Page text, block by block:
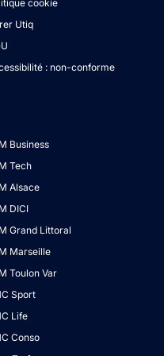
cookie
Utiq
: non-conforme
Business
Tech
Alsace
DICI
Grand Littoral
Marseille
Toulon Var
Sport
Life
Conso